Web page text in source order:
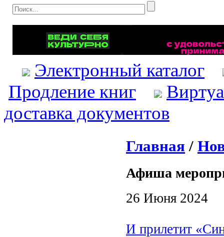
Электронный каталог
Продление книг
доставка документов
Главная /
Афиша
26 Июня 2024
И прилетит